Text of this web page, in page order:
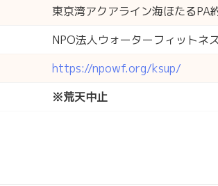
東京湾アクアライン海ほたるPA
NPO法人ウォーターフィットネ
https://npowf.org/ksup/
※荒天中止